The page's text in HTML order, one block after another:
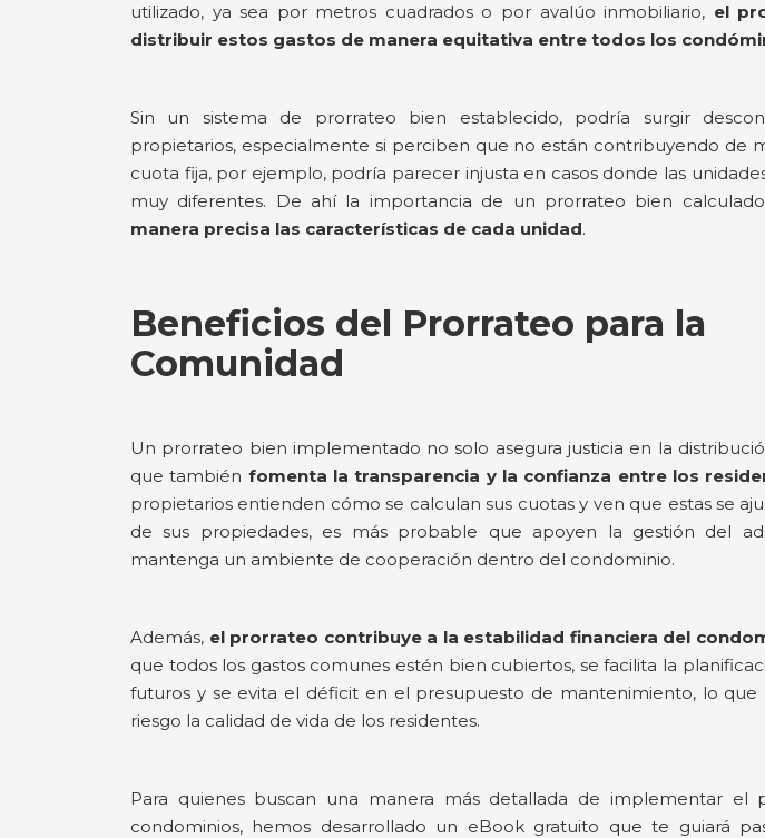
utilizado, ya sea por metros cuadrados o por avalúo inmobiliario, el
distribuir estos gastos de manera equitativa entre todos los
Sin un sistema de prorrateo bien establecido, podría surgir
propietarios, especialmente si perciben que no están contribuyendo de
cuota fija, por ejemplo, podría parecer injusta en casos donde las
muy diferentes. De ahí la importancia de un prorrateo bien calculado
manera precisa las características de cada unidad.
Beneficios del Prorrateo para la
Comunidad
Un prorrateo bien implementado no solo asegura justicia en la
que también fomenta la transparencia y la confianza entre los
propietarios entienden cómo se calculan sus cuotas y ven que estas se
de sus propiedades, es más probable que apoyen la gestión del
mantenga un ambiente de cooperación dentro del condominio.
Además, el prorrateo contribuye a la estabilidad financiera del
que todos los gastos comunes estén bien cubiertos, se facilita la
futuros y se evita el déficit en el presupuesto de mantenimiento, lo
riesgo la calidad de vida de los residentes.
Para quienes buscan una manera más detallada de implementar el
condominios, hemos desarrollado un eBook gratuito que te guiará